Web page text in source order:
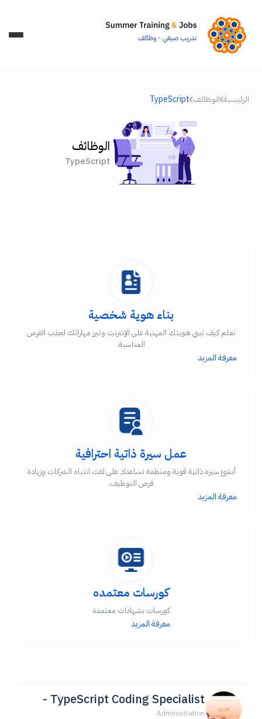
الرئيسية الوظائف TypeScript
الوظائف
TypeScript
بناء هوية شخصية
تعلم كيف تبني هويتك المهنية على الإنترنت وتبرز مهاراتك لجذب الفرص
المناسبة.
معرفة المزيد
عمل سيرة ذاتية احترافية
أنشئ سيرة ذاتية قوية ومنظمة تساعدك على لفت انتباه الشركات وزيادة
فرص التوظيف.
معرفة المزيد
كورسات معتمده
كورسات بشهادات معتمدة
معرفة المزيد
TypeScript Coding Specialist -
Administration